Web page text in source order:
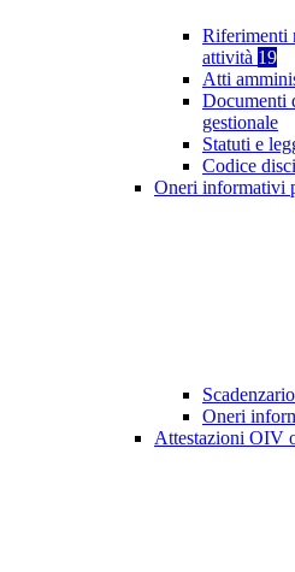
Riferimenti
attività 19
Atti
Documenti
gestionale
Statuti e
Codice
Oneri informativi
Oneri
Attestazioni OIV